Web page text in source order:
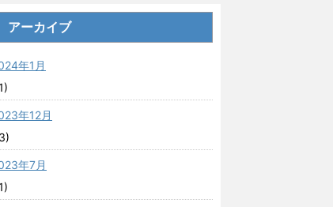
アーカイブ
年1月
年12月
年7月